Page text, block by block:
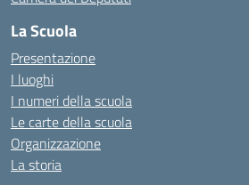
La Scuola
Presentazione
I luoghi
I numeri della scuola
Le carte della scuola
Organizzazione
La storia